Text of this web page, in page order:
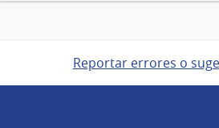
Reportar errores o